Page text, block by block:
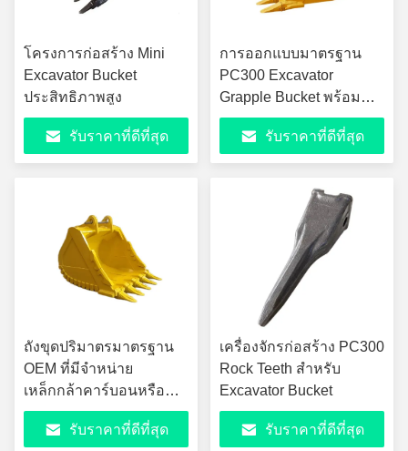
โครงการก่อสร้าง Mini
Excavator Bucket
ประสิทธิภาพสูง
รับราคาที่ดีที่สุด
การออกแบบมาตรฐาน
PC300 Excavator
Grapple Bucket พร้อม
การรักษาความร้อน
รับราคาที่ดีที่สุด
ถังขุดปริมาตรมาตรฐาน
OEM ที่มีจำหน่าย
เหล็กกล้าคาร์บอนหรือ
โลหะผสมเหล็ก
รับราคาที่ดีที่สุด
เครื่องจักรก่อสร้าง PC300
Rock Teeth สำหรับ
Excavator Bucket
รับราคาที่ดีที่สุด